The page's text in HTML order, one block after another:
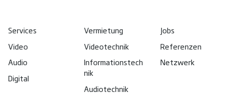
Services
Video
Audio
Digital
Vermietung
Videotechnik
Informationstech
nik
Audiotechnik
Jobs
Referenzen
Netzwerk